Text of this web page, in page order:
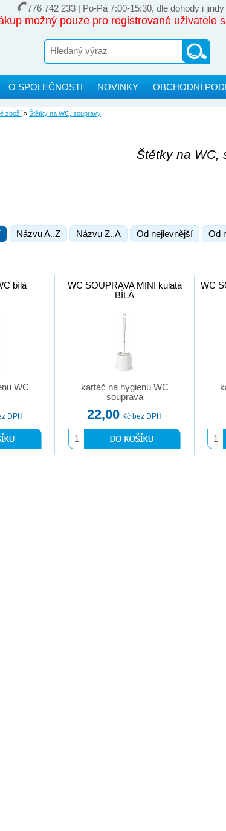
776 742 233 | Po-Pá 7:00-15:30, dle dohody i jindy
možný pouze pro registrované uživatele
O SPOLEČNOSTI NOVINKY OBCHODNÍ
zboží » Štětky na WC, soupravy
Štětky na WC,
Názvu A..Z Názvu Z..A Od nejlevnější Od
bílá
WC
DPH
WC SOUPRAVA MINI kulatá
BÍLÁ
kartáč na hygienu WC
souprava
22,00 Kč bez DPH
WC